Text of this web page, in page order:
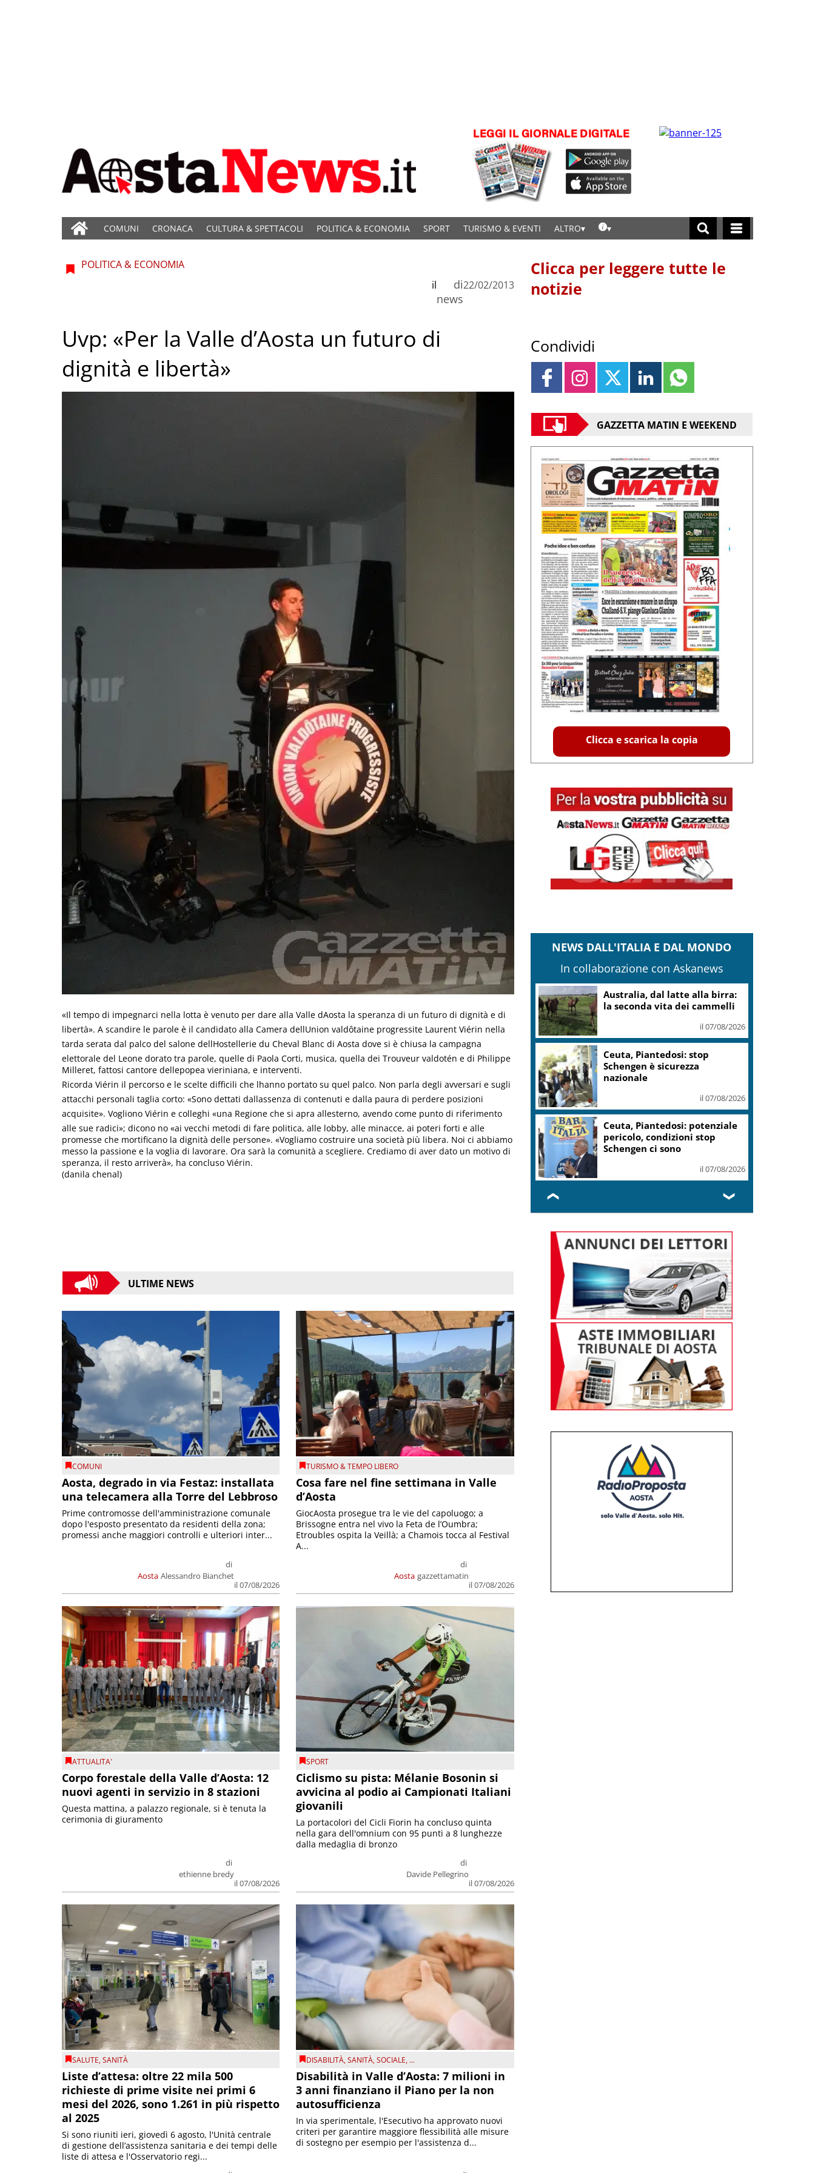
COMUNI CRONACA CULTURA & SPETTACOLI POLITICA & ECONOMIA SPORT TURISMO & EVENTI ALTRO
POLITICA & ECONOMIA
di
news
il 22/02/2013
Uvp: «Per la Valle d’Aosta un futuro di
dignità e libertà»
«Il tempo di impegnarci nella lotta è venuto per dare alla Valle dAosta la speranza di un futuro di dignità e di
libertà». A scandire le parole è il candidato alla Camera dellUnion valdôtaine progressite Laurent Viérin nella
tarda serata dal palco del salone dellHostellerie du Cheval Blanc di Aosta dove si è chiusa la campagna
elettorale del Leone dorato tra parole, quelle di Paola Corti, musica, quella dei Trouveur valdotén e di Philippe
Milleret, fattosi cantore dellepopea vieriniana, e interventi.
Ricorda Viérin il percorso e le scelte difficili che lhanno portato su quel palco. Non parla degli avversari e sugli
attacchi personali taglia corto: «Sono dettati dallassenza di contenuti e dalla paura di perdere posizioni
acquisite». Vogliono Viérin e colleghi «una Regione che si apra allesterno, avendo come punto di riferimento
alle sue radici»; dicono no «ai vecchi metodi di fare politica, alle lobby, alle minacce, ai poteri forti e alle
promesse che mortificano la dignità delle persone». «Vogliamo costruire una società più libera. Noi ci abbiamo
messo la passione e la voglia di lavorare. Ora sarà la comunità a scegliere. Crediamo di aver dato un motivo di
speranza, il resto arriverà», ha concluso Viérin.
(danila chenal)
ULTIME NEWS
COMUNI
Aosta, degrado in via Festaz: installata
una telecamera alla Torre del Lebbroso
Aosta
di
Alessandro Bianchet
il 07/08/2026
Prime contromosse dell'amministrazione comunale
dopo l'esposto presentato da residenti della zona;
promessi anche maggiori controlli e ulteriori inter...
TURISMO & TEMPO LIBERO
Cosa fare nel fine settimana in Valle
d’Aosta
Aosta
di
gazzettamatin
il 07/08/2026
GiocAosta prosegue tra le vie del capoluogo; a
Brissogne entra nel vivo la Feta de l’Oumbra;
Etroubles ospita la Veillà; a Chamois tocca al Festival
A...
ATTUALITA'
Corpo forestale della Valle d’Aosta: 12
nuovi agenti in servizio in 8 stazioni
di
ethienne bredy
il 07/08/2026
Questa mattina, a palazzo regionale, si è tenuta la
cerimonia di giuramento
SPORT
Ciclismo su pista: Mélanie Bosonin si
avvicina al podio ai Campionati Italiani
giovanili
di
Davide Pellegrino
il 07/08/2026
La portacolori del Cicli Fiorin ha concluso quinta
nella gara dell'omnium con 95 punti a 8 lunghezze
dalla medaglia di bronzo
SALUTE,SANITÀ
Liste d’attesa: oltre 22 mila 500
richieste di prime visite nei primi 6
mesi del 2026, sono 1.261 in più rispetto
al 2025
Si sono riuniti ieri, giovedì 6 agosto, l'Unità centrale
di gestione dell’assistenza sanitaria e dei tempi delle
liste di attesa e l'Osservatorio regi...
DISABILITÀ,SANITÀ,SOCIALE, ...
Disabilità in Valle d’Aosta: 7 milioni in
3 anni finanziano il Piano per la non
autosufficienza
In via sperimentale, l'Esecutivo ha approvato nuovi
criteri per garantire maggiore flessibilità alle misure
di sostegno per esempio per l'assistenza d...
Clicca per leggere tutte le
notizie
Condividi
GAZZETTA MATIN E WEEKEND
Clicca e scarica la copia
NEWS DALL'ITALIA E DAL MONDO
In collaborazione con Askanews
Australia, dal latte alla birra:
la seconda vita dei cammelli
il 07/08/2026
Ceuta, Piantedosi: stop
Schengen è sicurezza
nazionale
il 07/08/2026
Ceuta, Piantedosi: potenziale
pericolo, condizioni stop
Schengen ci sono
il 07/08/2026
❮ ❯